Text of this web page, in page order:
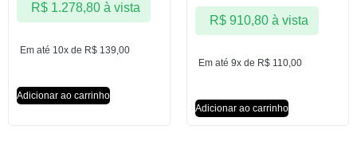
Em até 10x de R$ 139,00
R$1.278,80 à vista
Adicionar ao carrinho
Em até 9x de R$ 110,00
R$910,80 à vista
Adicionar ao carrinho